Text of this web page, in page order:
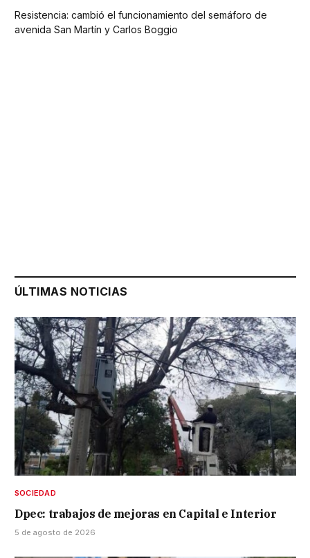
Resistencia: cambió el funcionamiento del semáforo de
avenida San Martín y Carlos Boggio
ÚLTIMAS NOTICIAS
SOCIEDAD
Dpec: trabajos de mejoras en Capital e Interior
5 de agosto de 2026